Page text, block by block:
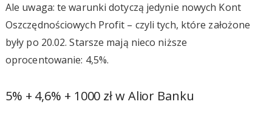
Ale uwaga: te warunki dotyczą jedynie nowych Kont
Oszczędnościowych Profit – czyli tych, które założone
były po 20.02. Starsze mają nieco niższe
oprocentowanie: 4,5%.
5% + 4,6% + 1000 zł w Alior Banku